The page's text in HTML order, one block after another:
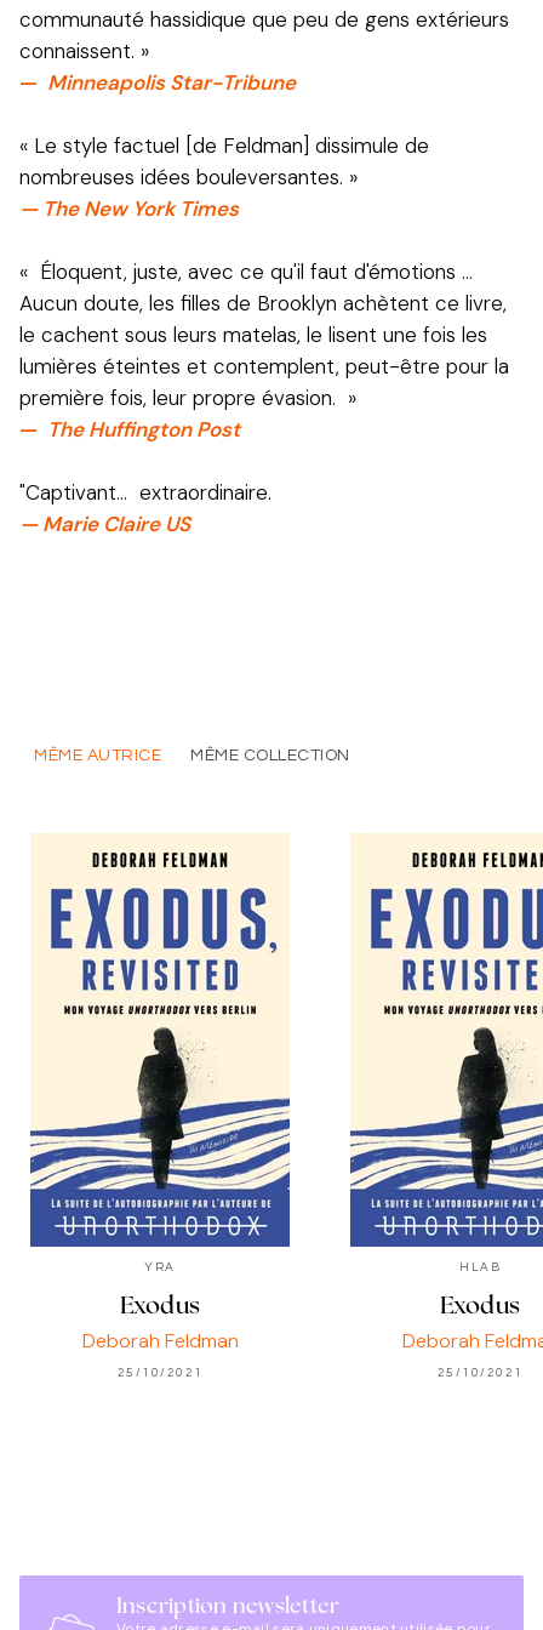
communauté hassidique que peu de gens extérieurs
connaissent. »
— Minneapolis Star-Tribune
« Le style factuel [de Feldman] dissimule de
nombreuses idées bouleversantes. »
— The New York Times
« Éloquent, juste, avec ce qu'il faut d'émotions ...
Aucun doute, les filles de Brooklyn achètent ce livre,
le cachent sous leurs matelas, le lisent une fois les
lumières éteintes et contemplent, peut-être pour la
première fois, leur propre évasion. »
— The Huffington Post
"Captivant... extraordinaire.
— Marie Claire US
MÊME AUTRICE MÊME COLLECTION
YRA
Exodus
Deborah Feldman
25/10/2021
HLAB
Exodus
Deborah
25/10/2021
Inscription newsletter